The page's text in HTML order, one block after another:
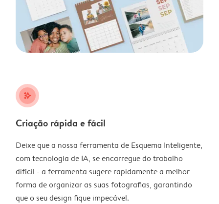
stars_plus
Criação rápida e fácil
Deixe que a nossa ferramenta de Esquema Inteligente,
com tecnologia de IA, se encarregue do trabalho
difícil - a ferramenta sugere rapidamente a melhor
forma de organizar as suas fotografias, garantindo
que o seu design fique impecável.